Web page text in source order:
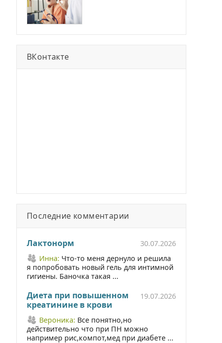
ВКонтакте
Последние комментарии
Лактонорм
30.07.2026
Инна: Что-то меня дернуло и решила
я попробовать новый гель для интимной
гигиены. Баночка такая ...
Диета при повышенном
креатинине в крови
19.07.2026
Вероника: Все понятно,но
действительно что при ПН можно
например рис,компот,мед при диабете ...